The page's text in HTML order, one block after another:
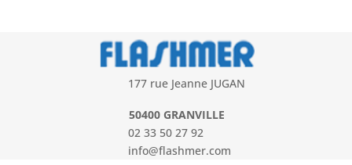
177 rue Jeanne JUGAN
50400 GRANVILLE
02 33 50 27 92
info@flashmer.com